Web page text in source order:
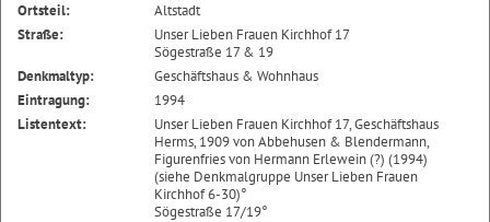
Ortsteil:
Altstadt
Straße:
Unser Lieben Frauen Kirchhof 17
Sögestraße 17 & 19
Denkmaltyp:
Geschäftshaus & Wohnhaus
Eintragung:
1994
Listentext:
Unser Lieben Frauen Kirchhof 17, Geschäftshaus
Herms, 1909 von Abbehusen & Blendermann,
Figurenfries von Hermann Erlewein (?) (1994)
(siehe Denkmalgruppe Unser Lieben Frauen
Kirchhof 6-30)°
Sögestraße 17/19°